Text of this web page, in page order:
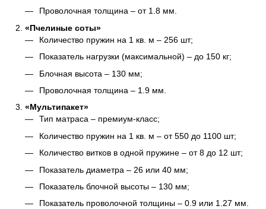
Проволочная толщина – от 1.8 мм.
«Пчелиные соты»
Количество пружин на 1 кв. м – 256 шт;
Показатель нагрузки (максимальной) – до 150 кг;
Блочная высота – 130 мм;
Проволочная толщина – 1.9 мм.
«Мультипакет»
Тип матраса – премиум-класс;
Количество пружин на 1 кв. м – от 550 до 1100 шт;
Количество витков в одной пружине – от 8 до 12 шт;
Показатель диаметра – 26 или 40 мм;
Показатель блочной высоты – 130 мм;
Показатель проволочной толщины – 0.9 или 1.27 мм.